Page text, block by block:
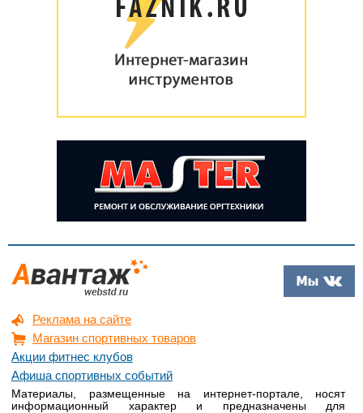
Реклама на сайте
Магазин спортивных товаров
Акции фитнес клубов
Афиша спортивных событий
Материалы, размещенные на интернет-портале, носят
информационный характер и предназначены для